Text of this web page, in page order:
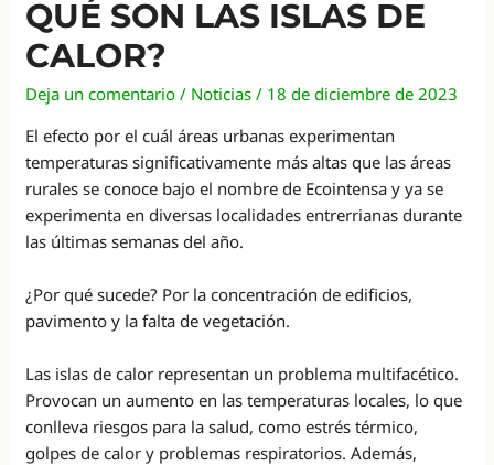
QUÉ SON LAS ISLAS DE
CALOR?
Deja un comentario / Noticias / 18 de diciembre de 2023
El efecto por el cuál áreas urbanas experimentan
temperaturas significativamente más altas que las áreas
rurales se conoce bajo el nombre de Ecointensa y ya se
experimenta en diversas localidades entrerrianas durante
las últimas semanas del año.
¿Por qué sucede? Por la concentración de edificios,
pavimento y la falta de vegetación.
Las islas de calor representan un problema multifacético.
Provocan un aumento en las temperaturas locales, lo que
conlleva riesgos para la salud, como estrés térmico,
golpes de calor y problemas respiratorios. Además,